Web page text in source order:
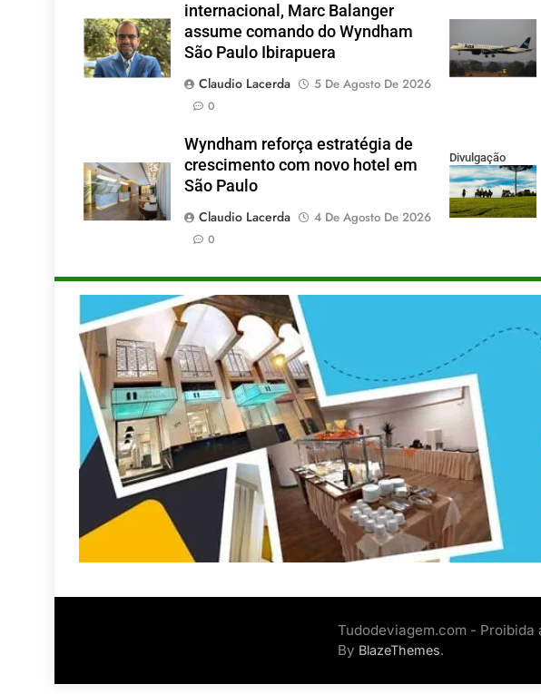
internacional, Marc Balanger
assume comando do Wyndham
São Paulo Ibirapuera
Claudio Lacerda
5 De Agosto De 2026
0
Wyndham reforça estratégia de
crescimento com novo hotel em
São Paulo
Claudio Lacerda
4 De Agosto De 2026
0
Divulgação
Tudodeviagem.com -
By BlazeThemes.